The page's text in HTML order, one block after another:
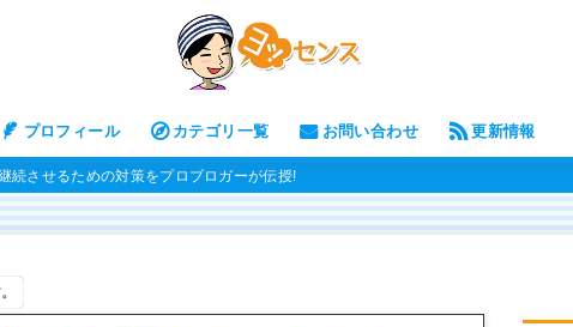
プロフィール カテゴリ一覧 お問い合わせ 更新情報
続させるための対策をプロブロガーが伝授!